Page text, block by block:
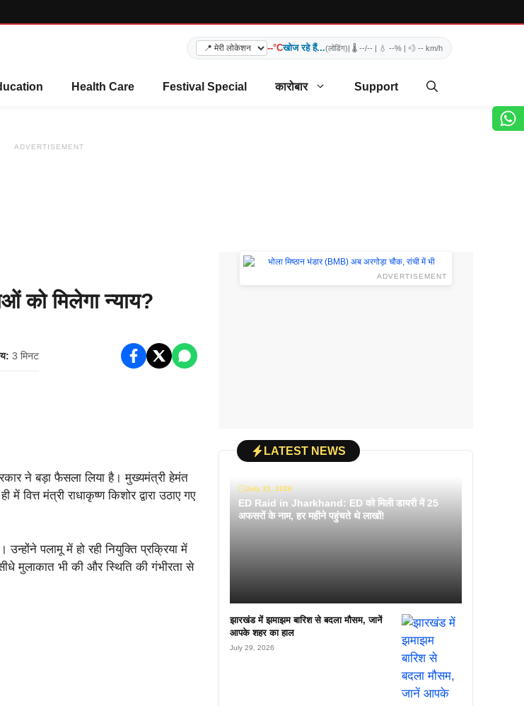
--°Cखोज रहे हैं...(लोडिंग)| 🌡️ --/-- | 💧 --% | 💨 -- km/h
Health Care Festival Special कारोबार Support
ADVERTISEMENT
को मिलेगा न्याय?
3 मिनट
ने बड़ा फैसला लिया है। मुख्यमंत्री हेमंत
मंत्री राधाकृष्ण किशोर द्वारा उठाए गए
पलामू में हो रही नियुक्ति प्रक्रिया में
मुलाकात भी की और स्थिति की गंभीरता से
ADVERTISEMENT
LATEST NEWS
July 31, 2026
ED Raid in Jharkhand: ED को मिली डायरी में 25
अफसरों के नाम, हर महीने पहुंचते थे लाखों!
झारखंड में झमाझम बारिश से बदला मौसम, जानें
आपके शहर का हाल
July 29, 2026